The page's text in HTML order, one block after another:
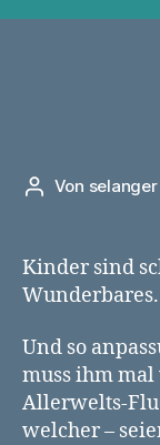
Beitragsautor
Von selanger
Kinder sind
Wunderbares.
Und so
muss ihm
Allerwelts-
welcher –